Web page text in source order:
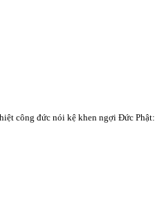
công đức nói kệ khen ngợi Ðức Phật: